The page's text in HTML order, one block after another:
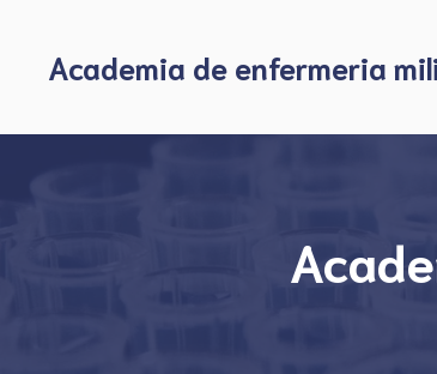
contentAcademia de enfermeria